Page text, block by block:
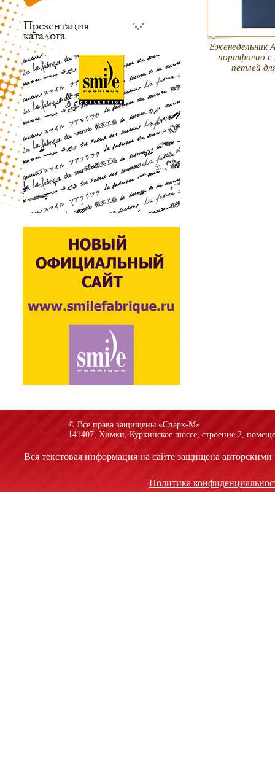
Еженедельник
портфолио с
петлей
© Все права защищены «Спарк-M»
141407, Химки, Куркинское шоссе, строение 2,
Вся текстовая информация на сайте защищена
Политика